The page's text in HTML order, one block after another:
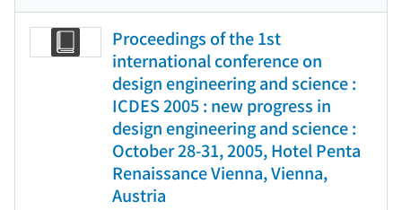
Proceedings of the 1st
international conference on
design engineering and science :
ICDES 2005 : new progress in
design engineering and science :
October 28-31, 2005, Hotel Penta
Renaissance Vienna, Vienna,
Austria